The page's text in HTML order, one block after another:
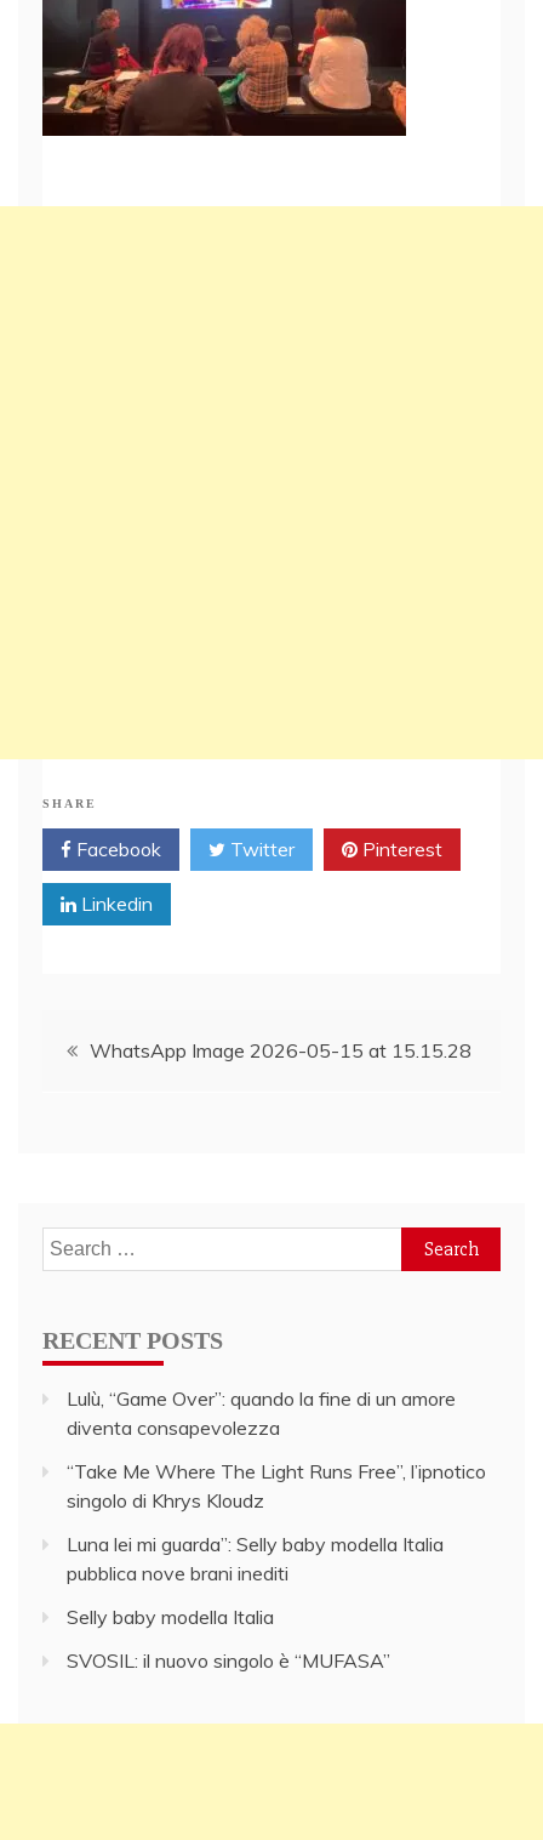
SHARE
Facebook Twitter Pinterest
Linkedin
PostWhatsApp Image 2026-05-15 at 15.15.28
Search
for:
RECENT POSTS
Lulù, “Game Over”: quando la fine di un amore
diventa consapevolezza
“Take Me Where The Light Runs Free”, l’ipnotico
singolo di Khrys Kloudz
Luna lei mi guarda”: Selly baby modella Italia
pubblica nove brani inediti
Selly baby modella Italia
SVOSIL: il nuovo singolo è “MUFASA”